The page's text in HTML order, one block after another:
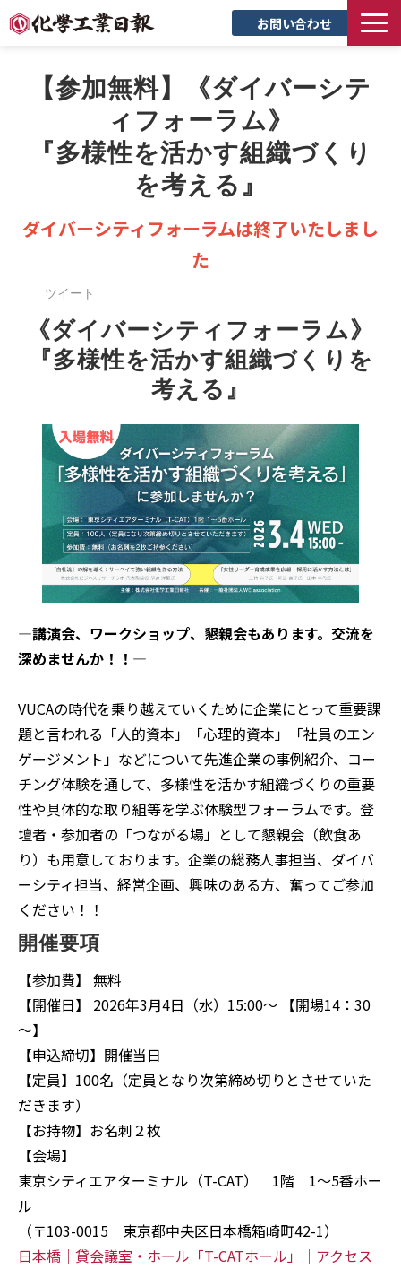
お問い合わせ
新聞について
サービス
トピックス
セミナー
創立90周年記念サイト
企業情報
【参加無料】《ダイバーシテ
ィフォーラム》
『多様性を活かす組織づくり
を考える』
ダイバーシティフォーラムは終了いたしまし
た
ツイート
《ダイバーシティフォーラム》
『多様性を活かす組織づくりを
考える』
―講演会、ワークショップ、懇親会もあります。交流を
深めませんか！！―
VUCAの時代を乗り越えていくために企業にとって重要課
題と言われる「人的資本」「心理的資本」「社員のエン
ゲージメント」などについて先進企業の事例紹介、コー
チング体験を通して、多様性を活かす組織づくりの重要
性や具体的な取り組等を学ぶ体験型フォーラムです。登
壇者・参加者の「つながる場」として懇親会（飲食あ
り）も用意しております。企業の総務人事担当、ダイバ
ーシティ担当、経営企画、興味のある方、奮ってご参加
ください！！
開催要項
【参加費】 無料
【開催日】 2026年3月4日（水）15:00～ 【開場14：30
～】
【申込締切】開催当日
【定員】100名（定員となり次第締め切りとさせていた
だきます）
【お持物】お名刺２枚
【会場】
東京シティエアターミナル（T-CAT） 1階 1～5番ホー
ル
（〒103-0015 東京都中央区日本橋箱崎町42-1）
日本橋｜貸会議室・ホール「T-CATホール」｜アクセス